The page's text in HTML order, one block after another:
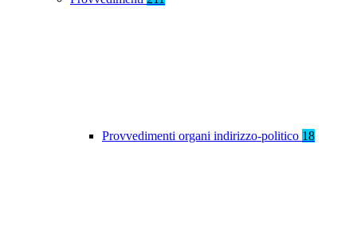
Provvedimenti organi indirizzo-politico 18